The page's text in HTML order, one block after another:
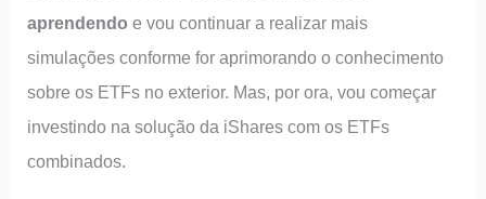
aprendendo e vou continuar a realizar mais
simulações conforme for aprimorando o conhecimento
sobre os ETFs no exterior. Mas, por ora, vou começar
investindo na solução da iShares com os ETFs
combinados.